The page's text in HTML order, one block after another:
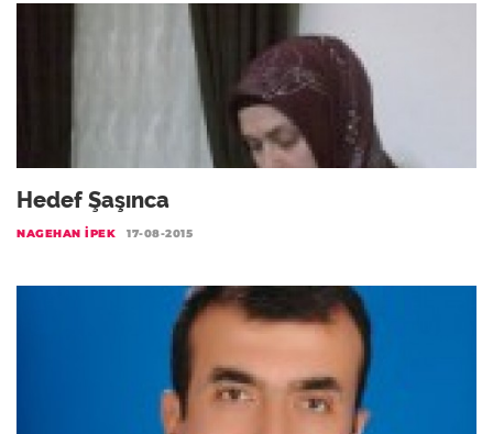
Hedef Şaşınca
NAGEHAN İPEK 17-08-2015